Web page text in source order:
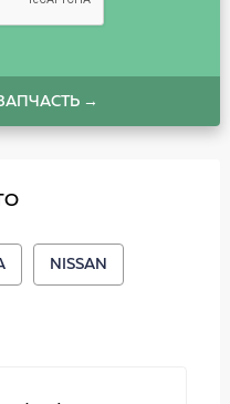
→
NISSAN